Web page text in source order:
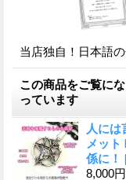
当店独自！日本語
この商品をご覧に
っています
人に
メット
係に！
8,000円